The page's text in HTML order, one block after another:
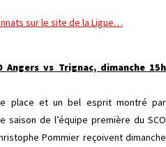
sur le site de la Ligue…
Angers vs Trignac, dimanche 15h
place et un bel esprit montré par
saison de l’équipe première du SCO
Pommier reçoivent dimanche